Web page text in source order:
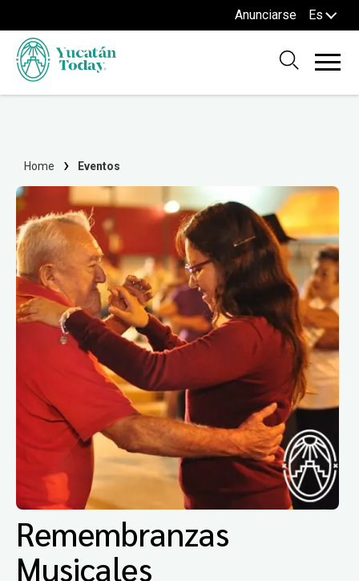
Anunciarse Es
Home Eventos
Remembranzas
Musicales